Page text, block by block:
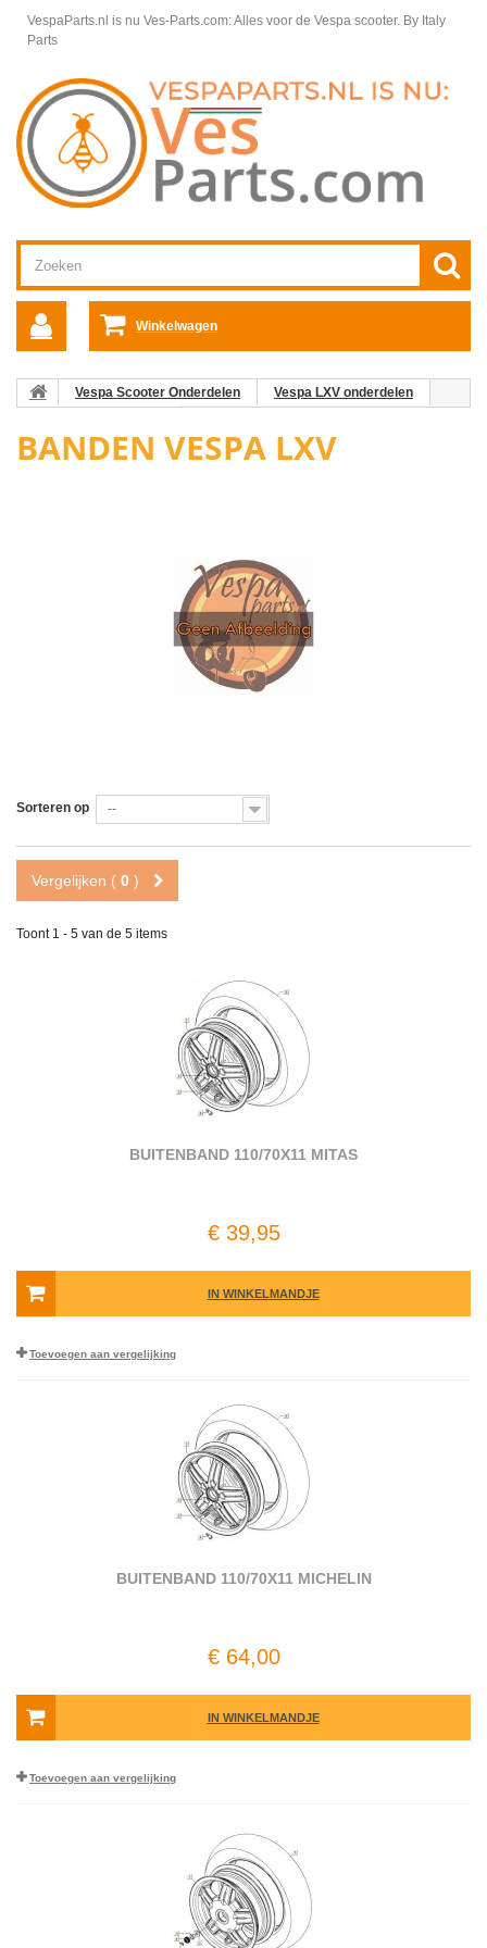
VespaParts.nl is nu Ves-Parts.com: Alles voor de Vespa scooter. By Italy
Parts
Winkelwagen
Vespa Scooter Onderdelen
Vespa LXV onderdelen
BANDEN VESPA LXV
Sorteren op --
Vergelijken ( 0 )
Toont 1 - 5 van de 5 items
BUITENBAND 110/70X11 MITAS
€ 39,95
IN WINKELMANDJE
Toevoegen aan vergelijking
BUITENBAND 110/70X11 MICHELIN
€ 64,00
IN WINKELMANDJE
Toevoegen aan vergelijking